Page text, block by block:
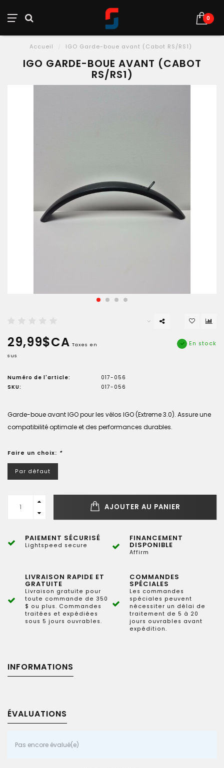
0
Accueil IGO Garde-boue avant (Cabot RS/RS1)
IGO GARDE-BOUE AVANT (CABOT
RS/RS1)
29,99$CA Taxes en
sus
En stock
Numéro de l'article:
017-056
SKU:
017-056
Garde-boue avant IGO pour les vélos IGO (Extreme 3.0). Assure une
compatibilité optimale et des performances durables.
Faire un choix: *
Par défaut
AJOUTER AU PANIER
PAIEMENT SÉCURISÉ
Lightspeed secure
FINANCEMENT
DISPONIBLE
Affirm
LIVRAISON RAPIDE ET
GRATUITE
Livraison gratuite pour
toute commande de 350
$ ou plus. Commandes
traitées et expédiées
sous 5 jours ouvrables.
COMMANDES
SPÉCIALES
Les commandes
spéciales peuvent
nécessiter un délai de
traitement de 5 à 20
jours ouvrables avant
expédition.
INFORMATIONS
ÉVALUATIONS
Pas encore évalué(e)